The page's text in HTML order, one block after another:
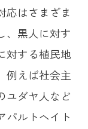
応はさまざま
、黒人に対す
対する植民地
例えば社会主
ユダヤ人など
パルトヘイト